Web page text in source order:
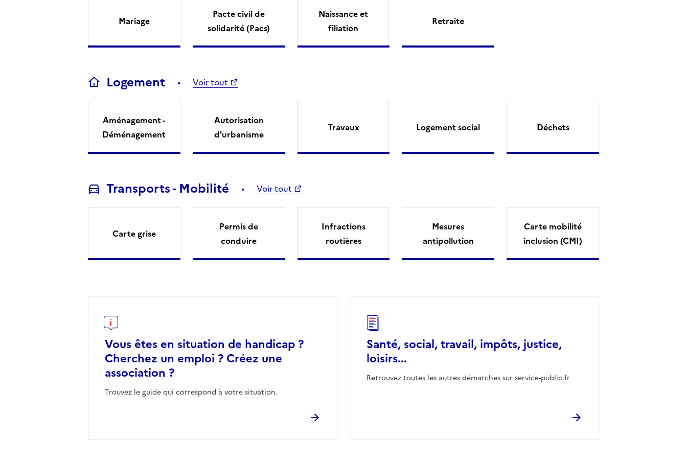
Mariage
Pacte civil de
solidarité (Pacs)
Naissance et
filiation
Retraite
Logement Voir tout
Aménagement -
Déménagement
Autorisation
d'urbanisme
Travaux Logement social Déchets
Transports - Mobilité Voir tout
Carte grise
Permis de
conduire
Infractions
routières
Mesures
antipollution
Carte mobilité
inclusion (CMI)
Vous êtes en situation de handicap ?
Cherchez un emploi ? Créez une
association ?
Trouvez le guide qui correspond à votre situation.
Santé, social, travail, impôts, justice,
loisirs...
Retrouvez toutes les autres démarches sur service-public.fr